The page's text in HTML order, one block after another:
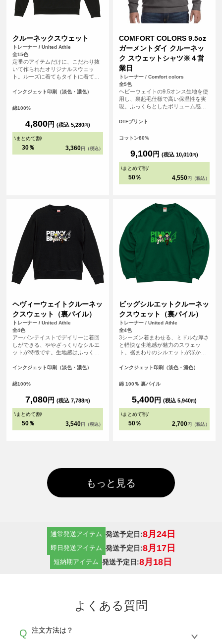
クルーネックスウェット
トレーナー / United Athle
全15色
定番のアイテムだけに、こだわり抜
いて作られたオリジナルスウェッ
ト。ルーズに着てもタイトに着て
どんなスタイルにも合わせやすいア
地でオールシーズン着用可能。カラ
好みの一着を見つけてください。ま
た、友達同士やグループで揃えて楽
しむのありですね。フェスやイベン
ーンでも使い勝手がよい一着は持っ
インクジェット印刷（淡色・濃色）
綿100%
4,800円 (税込 5,280円)
\まとめて割/
30％ 3,360 円（税込）
COMFORT COLORS 9.5oz
ガーメントダイ クルーネッ
ク スウェットシャツ※４営
業日
トレーナー / Comfort colors
全5色
ヘビーウェイトの9.5オンス生地を使
用し、裏起毛仕様で高い保温性を実
現。ふっくらとしたボリューム感が
増すガーメントダイ（製品染め）な
ながら存在感があり、カジュアルか
躍するアイテムです。 <br> ※お客様
の閲覧環境により、商品の色が実際
と異なって見える場合がございま
DTFプリント
コットン80%
9,100円 (税込 10,010円)
\まとめて割/
50％ 4,550 円（税込）
ヘヴィーウェイトクルーネッ
クスウェット（裏パイル）
トレーナー / United Athle
全4色
アーバンテイストでデイリーに着回
しができる、ややざっくりなシルエ
ットが特徴です。生地感はふっく
糸を編み込み重厚感ある生地でどこ
洗濯後の縮率を軽減させるため、生
で施した「プリシュランクファブリ
ック」を採用。アームホールや袖口
など、力が加わる部分のステッチワ
数でダブルステッチにすることで、
インクジェット印刷（淡色・濃色）
綿100%
7,080円 (税込 7,788円)
\まとめて割/
50％ 3,540 円（税込）
ビッグシルエットクルーネッ
クスウェット（裏パイル）
トレーナー / United Athle
全4色
3シーズン着まわせる、ミドルな厚さ
と軽快な生地感が魅力のスウェッ
ト。裾まわりのシルエットが浮かな
い溜まり感のある袖、ストンとドロ
ルエットの随所にこだわりを詰め込
ステッチを採用。トレンドコーデを1
枚で完成させる絶妙なサイジングは
もちろん、堅牢さも兼備したこと
大成となりました。
インクジェット印刷（淡色・濃色）
綿 100％ 裏パイル
5,400円 (税込 5,940円)
\まとめて割/
50％ 2,700 円（税込）
もっと見る
通常発送アイテム 発送予定日:8月24日
即日発送アイテム 発送予定日:8月17日
短納期アイテム 発送予定日:8月18日
よくある質問
Q 注文方法は？